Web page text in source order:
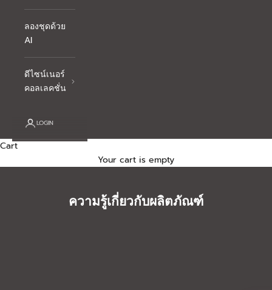
ลองชุดด้วย
AI
ดีไซน์เนอร์
คอลเลคชั่น
LOGIN
Cart
Your cart is empty
ความรู้เกี่ยวกับผลิตภัณฑ์